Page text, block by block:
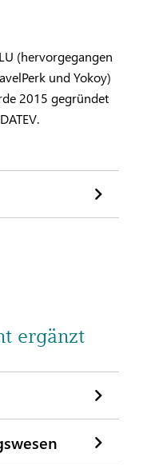
(hervorgegangen
und Yokoy)
2015 gegründet
ergänzt